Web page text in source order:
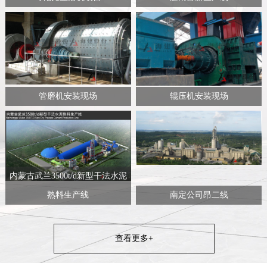
管磨机安装现场 辊压机安装现场
内蒙古武兰3500t/d新型干法水泥
熟料生产线 南定公司昂二线
查看更多+